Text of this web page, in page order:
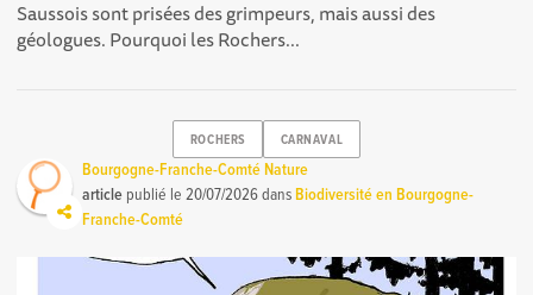
Saussois sont prisées des grimpeurs, mais aussi des
géologues. Pourquoi les Rochers...
ROCHERS CARNAVAL
Bourgogne-Franche-Comté Nature
article publié le20/07/2026dansBiodiversité en Bourgogne-
Franche-Comté